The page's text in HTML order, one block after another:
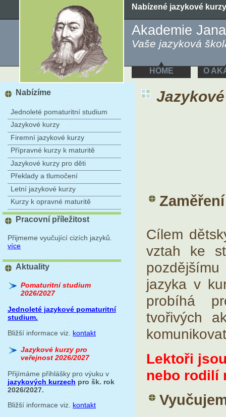
Nabízené jazykové kurzy
Akademie
Vaše jazyková
HOME O
Nabízíme
Jednoleté pomaturitní studium
Jazykové kurzy
Firemní jazykové kurzy
Přípravné kurzy k maturitě
Jazykové kurzy pro děti
Překlady a tlumočení
Letní jazykové kurzy
Kurzy k opravné maturitě
Pracovní příležitost
Přijmeme vyučující cizích jazyků.
více
Aktuality
Pomaturitní studium
2026/2027
Jednoleté jazykové pomaturitní
studium.
Bližší informace viz.kontakt
Jazykové kurzy pro
veřejnost 2026/2027
Přijímáme přihlášky pro výuku v
jazykových kurzech pro šk. rok
2026/2027.
Bližší informace viz.kontakt
Cílem
vztah ke
jazyka v
probíhá
tvořivých
Lektoři
nebo rodilí